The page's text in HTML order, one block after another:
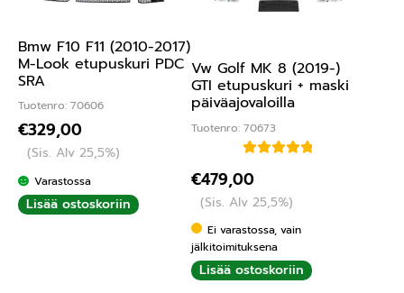
Bmw F10 F11 (2010-2017)
M-Look etupuskuri PDC
SRA
Tuotenro: 70606
€329,00
(Sis. Alv 25,5%)
Varastossa
Lisää ostoskoriin
Vw Golf MK 8 (2019-)
GTI etupuskuri + maski
päiväajovaloilla
Tuotenro: 70673
tuotteesta:
5.00/ 5
€479,00
(Sis. Alv 25,5%)
Ei varastossa, vain
jälkitoimituksena
Lisää ostoskoriin